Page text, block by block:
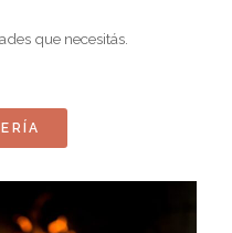
que necesitás.